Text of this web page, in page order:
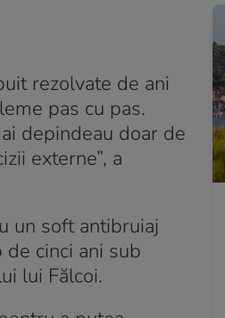
rezolvate de ani
pas cu pas.
depindeau doar de
externe”, a
un soft antibruiaj
cinci ani sub
lui Fălcoi.